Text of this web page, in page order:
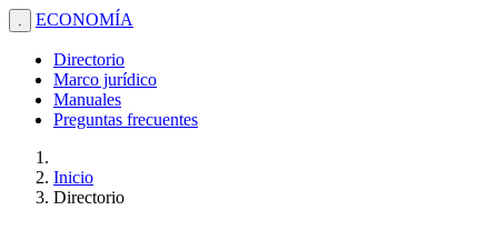
. ECONOMÍA
Directorio
Marco jurídico
Manuales
Preguntas frecuentes
Inicio
Directorio